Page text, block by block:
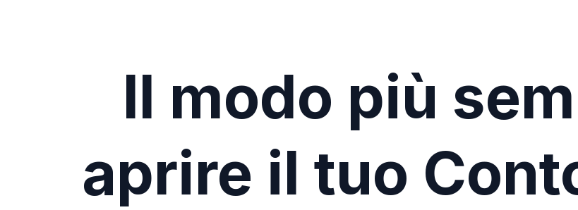
Il modo più
aprire il tuo